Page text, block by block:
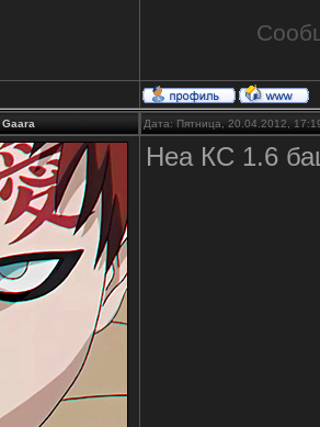
Gaara Дата: Пятница, 20.04.2012,
Неа КС 1.6